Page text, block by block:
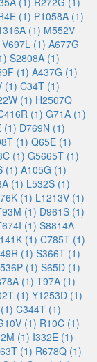
(1) P1058A (1)
(1) M552V
V697L (1) A677G
S2808A (1)
(1) A437G (1)
(1) C34T (1)
(1) H2507Q
(1) G71A (1)
(1) D769N (1)
(1) Q65E (1)
(1) G5665T (1)
(1) A105G (1)
(1) L532S (1)
(1) L1213V (1)
(1) D961S (1)
(1) S8814A
(1) C785T (1)
(1) S366T (1)
(1) S65D (1)
(1) T97A (1)
(1) Y1253D (1)
C344T (1)
(1) R10C (1)
(1) I332E (1)
(1) R678Q (1)